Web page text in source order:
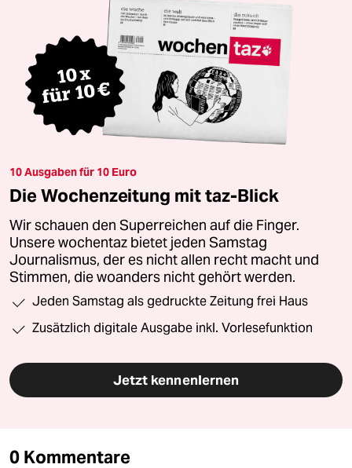
10 Ausgaben für 10 Euro
Die Wochenzeitung mit taz-Blick
Wir schauen den Superreichen auf die Finger.
Unsere wochentaz bietet jeden Samstag
Journalismus, der es nicht allen recht macht und
Stimmen, die woanders nicht gehört werden.
Jeden Samstag als gedruckte Zeitung frei Haus
Zusätzlich digitale Ausgabe inkl. Vorlesefunktion
Jetzt kennenlernen
0 Kommentare